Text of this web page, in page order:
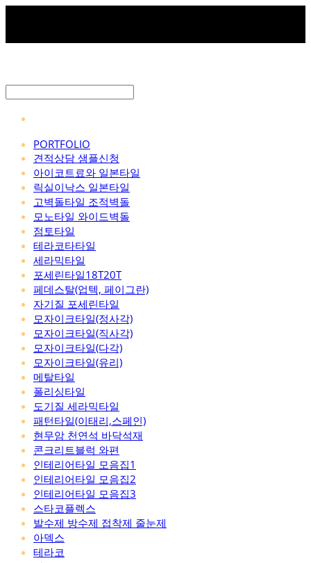
PORTFOLIO
견적상담 샘플신청
아이코트료와 일본타일
릭실이낙스 일본타일
고벽돌타일 조적벽돌
모노타일 와이드벽돌
점토타일
테라코타타일
세라믹타일
포세린타일18T20T
페데스탈(업텍, 페이그란)
자기질 포세린타일
모자이크타일(정사각)
모자이크타일(직사각)
모자이크타일(다각)
모자이크타일(유리)
메탈타일
폴리싱타일
도기질 세라믹타일
패턴타일(이태리,스페인)
현무암 천연석 바닥석재
콘크리트블럭 와편
인테리어타일 모음집1
인테리어타일 모음집2
인테리어타일 모음집3
스타코플렉스
발수제 방수제 접착제 줄눈제
아덱스
테라코